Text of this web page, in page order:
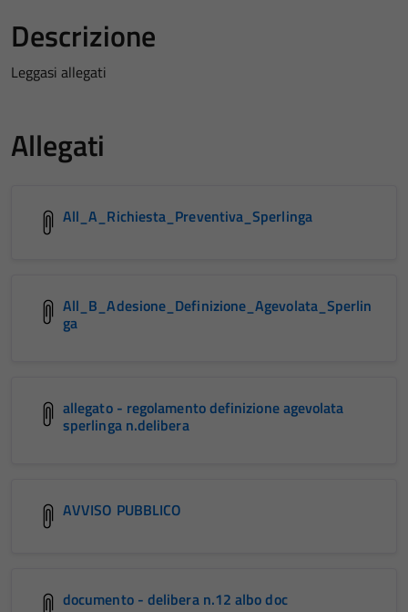
Descrizione
Leggasi allegati
Allegati
All_A_Richiesta_Preventiva_Sperlinga
All_B_Adesione_Definizione_Agevolata_Sperlin
ga
allegato - regolamento definizione agevolata
sperlinga n.delibera
AVVISO PUBBLICO
documento - delibera n.12 albo doc